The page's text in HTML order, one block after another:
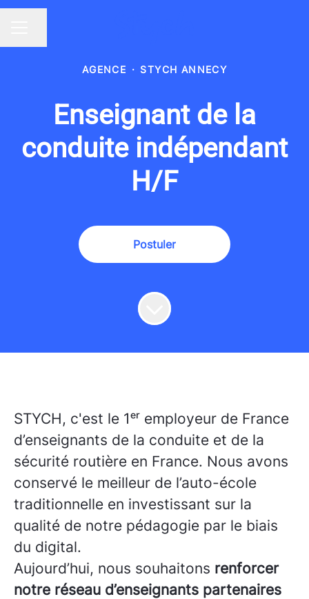
AGENCE · STYCH ANNECY
Enseignant de la
conduite indépendant
H/F
Postuler
STYCH, c'est le 1ᵉʳ employeur de France
d’enseignants de la conduite et de la
sécurité routière en France. Nous avons
conservé le meilleur de l’auto-école
traditionnelle en investissant sur la
qualité de notre pédagogie par le biais
du digital.
Aujourd’hui, nous souhaitons renforcer
notre réseau d’enseignants partenaires